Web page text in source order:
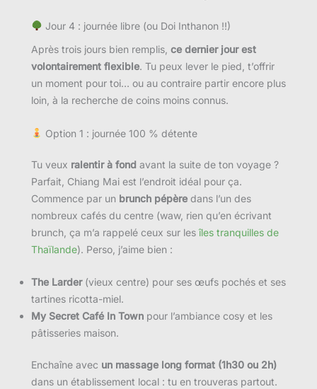
Jour 4 : journée libre (ou Doi Inthanon !!)
Après trois jours bien remplis, ce dernier jour est
volontairement flexible. Tu peux lever le pied, t’offrir
un moment pour toi… ou au contraire partir encore plus
loin, à la recherche de coins moins connus.
Option 1 : journée 100 % détente
Tu veux ralentir à fond avant la suite de ton voyage ?
Parfait, Chiang Mai est l’endroit idéal pour ça.
Commence par un brunch pépère dans l’un des
nombreux cafés du centre (waw, rien qu’en écrivant
brunch, ça m’a rappelé ceux sur les îles tranquilles de
Thaïlande). Perso, j’aime bien :
The Larder(vieux centre) pour ses œufs pochés et ses
tartines ricotta-miel.
My Secret Café In Town pour l’ambiance cosy et les
pâtisseries maison.
Enchaîne avec un massage long format (1h30 ou 2h)
dans un établissement local : tu en trouveras partout.